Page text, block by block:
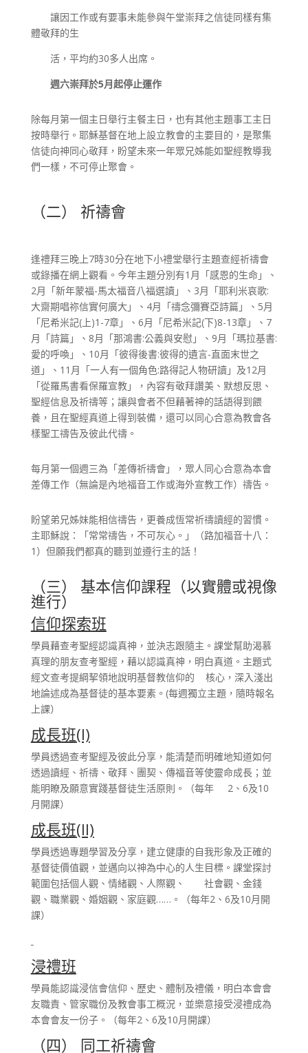
讓因工作或有要事未能參與午堂崇拜之信徒同樣有集
體敬拜的生
活，平均約30多人出席。
週六崇拜於5月起停止運作
除每月第一個主日舉行主餐主日，也有其他主題事工主日
按時舉行。耶穌基督在地上設立教會的主要目的，是聚集
信徒向神同心敬拜，盼望未來一年眾兄姊能如聖經教導我
們一樣，不可停止聚會。
（二） 祈禱會
逢禮拜三晚上7時30分在地下小禮堂舉行主題查經祈禱會
或錄播在網上觀看。今年主題分別有1月「感恩的生命」、
2月「新年蒙福-馬太福音八福選讀」、3月「耶利米哀歌:
大齋期唱祢信實何廣大」、4月「禱念彌賽亞詩篇」、5月
「尼希米記(上)1-7章」、6月「尼希米記(下)8-13章」、7
月「詩篇」、8月「那鴻書:公義與安慰」、9月「瑪拉基書:
愛的呼喚」、10月「彼得後書:彼得的遺言-直面末世之
道」、11月「一人有一個角色:路得記人物研讀」及12月
「從羅馬書看保羅宣教」，內容有敬拜讚美、默想反思、
聖經信息及祈禱等；讓與會者不但藉著神的話語得到餵
養，且在聖經真道上得到裝備，還可以同心合意為教會各
樣聖工禱告及彼此代禱。
每月第一個週三為「差傳祈禱會」，眾人同心合意為本會
差傳工作（無論是內地福音工作或海外宣教工作）禱告。
盼望弟兄姊妹能相信禱告，更養成恆常祈禱讀經的習慣。
主耶穌說：「常常禱告，不可灰心。」（路加福音十八：
1）但願我們都真的聽到並遵行主的話！
（三） 基本信仰課程（以實體或視像
進行）
信仰探索班
學員藉查考聖經認識真神，並決志跟隨主。課堂幫助渴慕
真理的朋友查考聖經，藉以認識真神，明白真道。主題式
經文查考提綱挈領地說明基督教信仰的 核心，深入淺出
地論述成為基督徒的基本要素。(每週獨立主題，隨時報名
上課）
成長班(I)
學員透過查考聖經及彼此分享，能清楚而明確地知道如何
透過讀經、祈禱、敬拜、團契、傳福音等使靈命成長；並
能明瞭及願意實踐基督徒生活原則。（每年 2、6及10
月開課）
成長班(II)
學員透過專題學習及分享，建立健康的自我形象及正確的
基督徒價值觀，並邁向以神為中心的人生目標。課堂探討
範圍包括個人觀、情緒觀、人際觀、 社會觀、金錢
觀、職業觀、婚姻觀、家庭觀……。（每年2、6及10月開
課）
浸禮班
學員能認識浸信會信仰、歷史、體制及禮儀，明白本會會
友職責、管家職份及教會事工概況，並樂意接受浸禮成為
本會會友一份子。（每年2、6及10月開課）
（四） 同工祈禱會